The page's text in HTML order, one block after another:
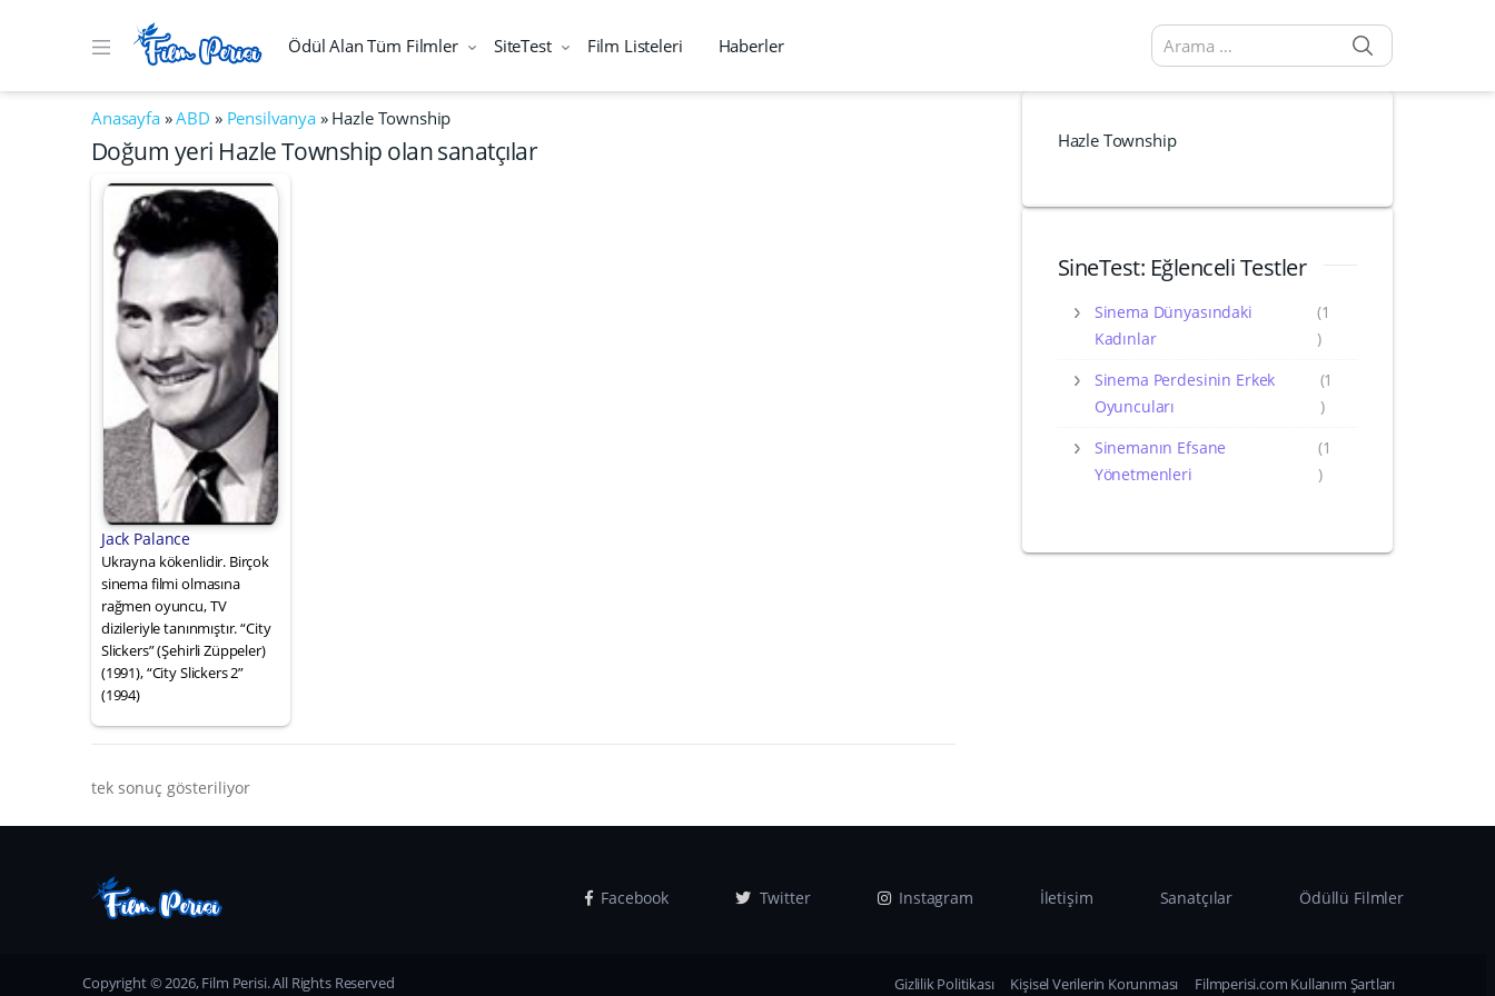
Ödül Alan Tüm Filmler SiteTest Film Listeleri Haberler
Arama sonuçları:
Anasayfa»ABD » Pensilvanya» Hazle Township
Doğum yeri Hazle Township olan sanatçılar
Jack Palance
Ukrayna kökenlidir. Birçok
sinema filmi olmasına
rağmen oyuncu, TV
dizileriyle tanınmıştır. “City
Slickers” (Şehirli Züppeler)
(1991), “City Slickers 2”
(1994)
tek sonuç gösteriliyor
Hazle Township
SineTest: Eğlenceli Testler
Sinema Dünyasındaki
Kadınlar
(1
)
Sinema Perdesinin Erkek
Oyuncuları
(1
)
Sinemanın Efsane
Yönetmenleri
(1
)
Facebook Twitter Instagram İletişim Sanatçılar Ödüllü Filmler
Copyright © 2026, Film Perisi. All Rights Reserved Gizlilik Politikası Kişisel Verilerin Korunması Filmperisi.com Kullanım Şartları